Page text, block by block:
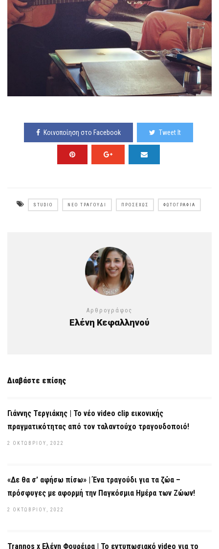
Κοινοποίηση στο Facebook Tweet It
STUDIO ΝΈΟ ΤΡΑΓΟΎΔΙ ΠΡΟΣΕΧΏΣ ΦΩΤΟΓΡΑΦΊΑ
Αρθρογράφος
Ελένη Κεφαλληνού
Διαβάστε επίσης
Γιάννης Τεργιάκης | Το νέο video clip εικονικής
πραγματικότητας από τον ταλαντούχο τραγουδοποιό!
2 ΟΚΤΩΒΡΊΟΥ, 2022
«Δε θα σ’ αφήσω πίσω» | Ένα τραγούδι για τα ζώα –
πρόσφυγες με αφορμή την Παγκόσμια Ημέρα των Ζώων!
2 ΟΚΤΩΒΡΊΟΥ, 2022
Trannos x Ελένη Φουρέιρα | Το εντυπωσιακό video για το